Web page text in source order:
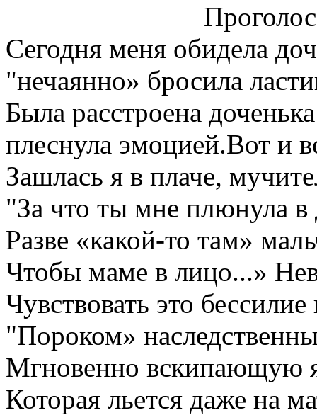
Сегодня меня обидела
"нечаянно» бросила
Была расстроена
плеснула эмоцией.Вот и
Зашлась я в плаче,
"За что ты мне плюнула
Разве «какой-то там»
Чтобы маме в лицо...»
Чувствовать это бессилие
"Пороком»
Мгновенно вскипающую
Которая льется даже на